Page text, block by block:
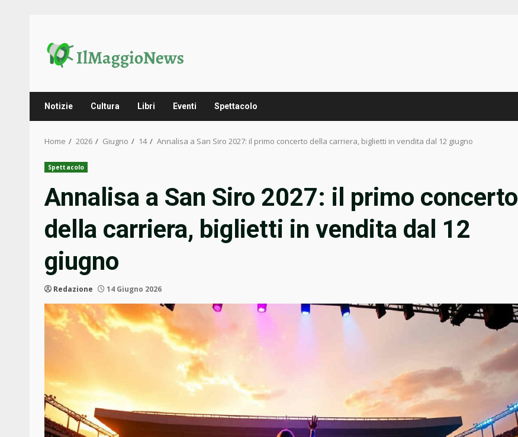
content
Notizie Cultura Libri Eventi Spettacolo
Home 2026 Giugno 14 Annalisa a San Siro 2027: il primo concerto della carriera, biglietti in vendita dal 12 giugno
Spettacolo
Annalisa a San Siro 2027: il primo concerto
della carriera, biglietti in vendita dal 12
giugno
Redazione 14 Giugno 2026